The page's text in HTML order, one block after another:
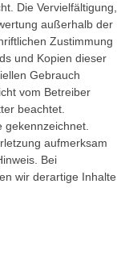
Die Vervielfältigung,
außerhalb der
Zustimmung
und Kopien dieser
Gebrauch
vom Betreiber
beachtet.
aufmerksam
Bei
wir derartige Inhalte